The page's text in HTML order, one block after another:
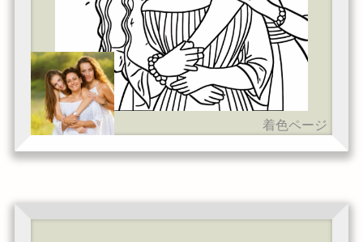
着色ページ